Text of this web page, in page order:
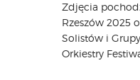
Zdjęcia
Rzeszów 2025
Solistów i
Orkiestry